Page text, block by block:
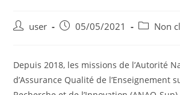
user 05/05/2021 Non
Depuis 2018, les missions de l’Autorité
d’Assurance Qualité de l’Enseignement